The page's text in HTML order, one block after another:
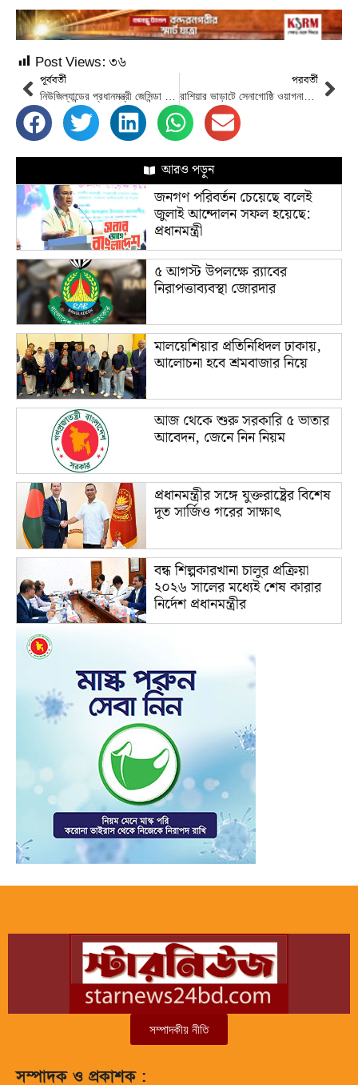
Post Views:৩৬
পূর্ববর্তী পরবর্তী
রাশিয়ার ভাড়াটে সেনাগোষ্ঠি ওয়াগনার যুক্তরাষ্ট্রের সন্ত্রাসী তালিকায়
আরও পড়ুন
জনগণ পরিবর্তন চেয়েছে বলেই
জুলাই আন্দোলন সফল হয়েছে:
প্রধানমন্ত্রী
৫ আগস্ট উপলক্ষে র‌্যাবের
নিরাপত্তাব্যবস্থা জোরদার
মালয়েশিয়ার প্রতিনিধিদল ঢাকায়,
আলোচনা হবে শ্রমবাজার নিয়ে
আজ থেকে শুরু সরকারি ৫ ভাতার
আবেদন, জেনে নিন নিয়ম
প্রধানমন্ত্রীর সঙ্গে যুক্তরাষ্ট্রের বিশেষ
দূত সার্জিও গরের সাক্ষাৎ
বন্ধ শিল্পকারখানা চালুর প্রক্রিয়া
২০২৬ সালের মধ্যেই শেষ কারার
নির্দেশ প্রধানমন্ত্রীর
সম্পাদকীয় নীতি
সম্পাদক ও প্রকাশক :